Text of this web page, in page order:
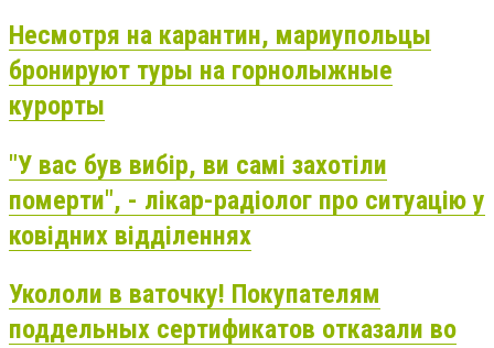
Несмотря на карантин, мариупольцы
бронируют туры на горнолыжные
курорты
"У вас був вибір, ви самі захотіли
померти", - лікар-радіолог про ситуацію у
ковідних відділеннях
Укололи в ваточку! Покупателям
поддельных сертификатов отказали во